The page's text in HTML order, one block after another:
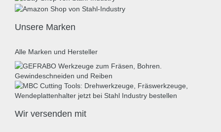
Unsere Marken
Alle Marken und Hersteller
Wir versenden mit